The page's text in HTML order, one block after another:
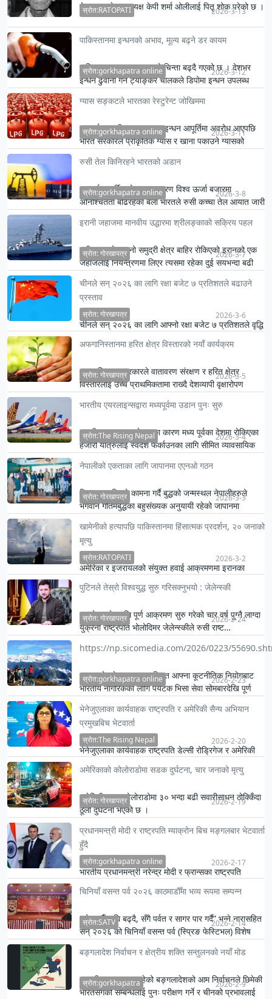
नेकपा एमालेका अध्यक्ष केपी शर्मा ओलीलाई पितृ शोक परेको छ ।
स्रोत:RATOPATI 2026-3-13
पाकिस्तानमा इन्धनको अभाव, मूल्य बढ्ने डर कायम
पाकिस्तानमा इन्धन अभावको चिन्ता बढ्दै गएको छ । देशभर
इन्धन ढुवानी गर्ने ट्याङ्कर चालकले डिपोमा इन्धन उपलब्ध
स्रोत:gorkhapatra online 2026-3-12
ग्यास सङ्कटले भारतका रेस्टुरेन्ट जोखिममा
मध्यपूर्वमा जारी युद्धका कारण इन्धन आपूर्तिमा अवरोध आएपछि
भारत सरकारले प्राकृतिक ग्यास र खाना पकाउने ग्यासको
स्रोत:gorkhapatra online 2026-3-11
रुसी तेल किनिरहने भारतको अडान
मध्यपूर्वमा चर्किएको युद्धका कारण विश्व ऊर्जा बजारमा
अनिश्चितता बढिरहेका बेला भारतले रुसी कच्चा तेल आयात जारी
स्रोत:gorkhapatra online 2026-3-8
इरानी जहाजमा मानवीय उद्धारमा श्रीलङ्काको सक्रिय पहल
श्रीलङ्काले आफ्नो समुद्री क्षेत्र बाहिर रोकिएको इरानको एक
जहाजलाई नियन्त्रणमा लिएर त्यसमा रहेका दुई सयभन्दा बढी
स्रोत: गोरखापत्र 2026-3-7
चीनले सन् २०२६ का लागि रक्षा बजेट ७ प्रतिशतले बढाउने
प्रस्ताव
चीनले सन् २०२६ का लागि आफ्नो रक्षा बजेट ७ प्रतिशतले वृद्धि
गर्ने प्रस्ताव सार्वजनिक गरेको छ ।
स्रोत: गोरखापत्र 2026-3-6
अफगानिस्तानमा हरित क्षेत्र विस्तारको नयाँ कार्यक्रम
अफगानिस्तान सरकारले वातावरण संरक्षण र हरित क्षेत्र
विस्तारलाई उच्च प्राथमिकतामा राख्दै देशव्यापी वृक्षारोपण
स्रोत: गोरखापत्र 2026-3-5
भारतीय एयरलाइन्सद्वारा मध्यपूर्वमा उडान पुनः सुरु
भारतीय एयरलाइन्सले युद्वका कारण मध्य पूर्वका देशमा रोकिएका
हजारौं यात्रुलाई स्वदेश फर्काउनका लागि सीमित व्यावसायिक
स्रोत:The Rising Nepal 2026-3-4
नेपालीको एकताका लागि जापानमा एएनओ गठन
विश्वभर शान्तिको कामना गर्दै बुद्धको जन्मस्थल नेपालीहरुले
भगवान गौतमबुद्धका बहुसंख्यक अनुयायी रहेको जापानमा
स्रोत: गोरखापत्र 2026-3-3
खामेनीको हत्यापछि पाकिस्तानमा हिंसात्मक प्रदर्शन, २० जनाको
मृत्यु
अमेरिका र इजरायलको संयुक्त हवाई आक्रमणमा इरानका
सर्वोच्च नेता आयातोल्लाह अली खामेनी मारिएपछि पाकिस्तानका
प्रमुख सहरहर…
स्रोत:RATOPATI 2026-3-2
पुटिनले तेस्रो विश्वयुद्ध सुरु गरिसक्नुभयो : जेलेन्स्की
रुसले युक्रेनमाथि पूर्ण आक्रमण सुरु गरेको चार वर्ष पुग्नै लाग्दा
युक्रेनी राष्ट्रपति भोलोदिमर जेलेन्स्कीले रुसी राष्ट…
स्रोत: गोरखापत्र 2026-2-24
https://np.sicomedia.com/2026/0223/
बङ्गलादेशले भारतमा अवस्थित आफ्ना कूटनीतिक नियोगबाट
भारतीय नागरिकका लागि पर्यटक भिसा सेवा सोमबारदेखि पूर्ण
स्रोत:gorkhapatra online 2026-2-23
भेनेजुएलाका कार्यवाहक राष्ट्रपति र अमेरिकी सैन्य अभियान
प्रमुखबिच भेटवार्ता
भेनेजुएलाका कार्यवाहक राष्ट्रपति डेल्सी रोड्रिगेज र अमेरिकी
सैन्य अपरेसनका प्रमुखसँग भेट वार्ता भएको जनाइएको छ ।
स्रोत:The Rising Nepal 2026-2-20
अमेरिकाको कोलोराडोमा सडक दुर्घटना, चार जनाको मृत्यु
अमेरिकी राज्य कोलोराडोमा ३० भन्दा बढी सवारीसाधन ठोक्किँदा
ठूलो दुर्घटना भएको छ ।
स्रोत: गोरखापत्र 2026-2-19
प्रधानमन्त्री मोदी र राष्ट्रपति म्याक्रोन बिच मङ्गलबार भेटवार्ता
हुँदै
भारतीय प्रधानमन्त्री नरेन्द्र मोदी र फ्रान्सका राष्ट्रपति
इमानुएल म्याक्रोनबिच मङ्गलबार मुम्बईमा भेटवार्ता भई भारत-
फ…
स्रोत:gorkhapatra online 2026-2-17
चिनियाँ वसन्त पर्व २०२६ काठमाडौँमा भव्य रूपमा सम्पन्न
“घोडा झैँ अघि बढ्दै, सँगै पर्वत र सागर पार गर्दै” भन्ने नारासहित
सन् २०२६ को चिनियाँ वसन्त पर्व (स्प्रिङ फेस्टिभल) विशेष
स्रोत:SATV 2026-2-14
बङ्गलादेश निर्वाचन र क्षेत्रीय शक्ति सन्तुलनको नयाँ मोड
आगामी साता हुन गइरहेको बङ्गलादेशको आम निर्वाचनले छिमेकी
भारतसँगको सम्बन्धलाई पुनः परीक्षण गर्ने र चीनको प्रभावलाई
स्रोत:gorkhapatra 2026-2-9